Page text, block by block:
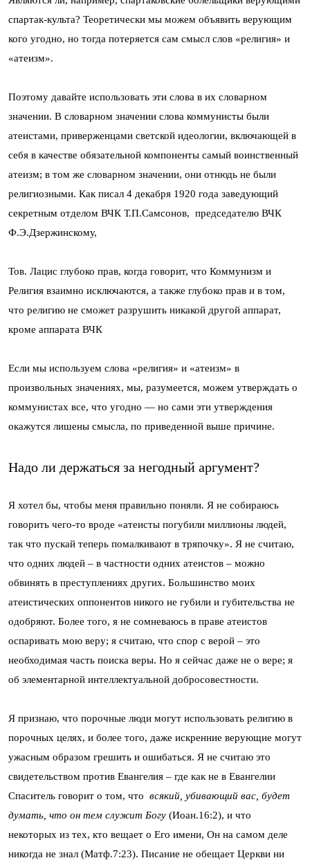
спартак-культа? Теоретически мы можем объявить верующим
кого угодно, но тогда потеряется сам смысл слов «религия» и
«атеизм».
Поэтому давайте использовать эти слова в их словарном
значении. В словарном значении слова коммунисты были
атеистами, приверженцами светской идеологии, включающей в
себя в качестве обязательной компоненты самый воинственный
атеизм; в том же словарном значении, они отнюдь не были
религиозными. Как писал 4 декабря 1920 года заведующий
секретным отделом ВЧК Т.П.Самсонов, председателю ВЧК
Ф.Э.Дзержинскому,
Тов. Лацис глубоко прав, когда говорит, что Коммунизм и
Религия взаимно исключаются, а также глубоко прав и в том,
что религию не сможет разрушить никакой другой аппарат,
кроме аппарата ВЧК
Если мы используем слова «религия» и «атеизм» в
произвольных значениях, мы, разумеется, можем утверждать о
коммунистах все, что угодно — но сами эти утверждения
окажутся лишены смысла, по приведенной выше причине.
Надо ли держаться за негодный аргумент?
Я хотел бы, чтобы меня правильно поняли. Я не собираюсь
говорить чего-то вроде «атеисты погубили миллионы людей,
так что пускай теперь помалкивают в тряпочку». Я не считаю,
что одних людей – в частности одних атеистов – можно
обвинять в преступлениях других. Большинство моих
атеистических оппонентов никого не губили и губительства не
одобряют. Более того, я не сомневаюсь в праве атеистов
оспаривать мою веру; я считаю, что спор с верой – это
необходимая часть поиска веры. Но я сейчас даже не о вере; я
об элементарной интеллектуальной добросовестности.
Я признаю, что порочные люди могут использовать религию в
порочных целях, и более того, даже искренние верующие могут
ужасным образом грешить и ошибаться. Я не считаю это
свидетельством против Евангелия – где как не в Евангелии
Спаситель говорит о том, что всякий, убивающий вас, будет
думать, что он тем служит Богу (Иоан.16:2), и что
некоторых из тех, кто вещает о Его имени, Он на самом деле
никогда не знал (Матф.7:23). Писание не обещает Церкви ни